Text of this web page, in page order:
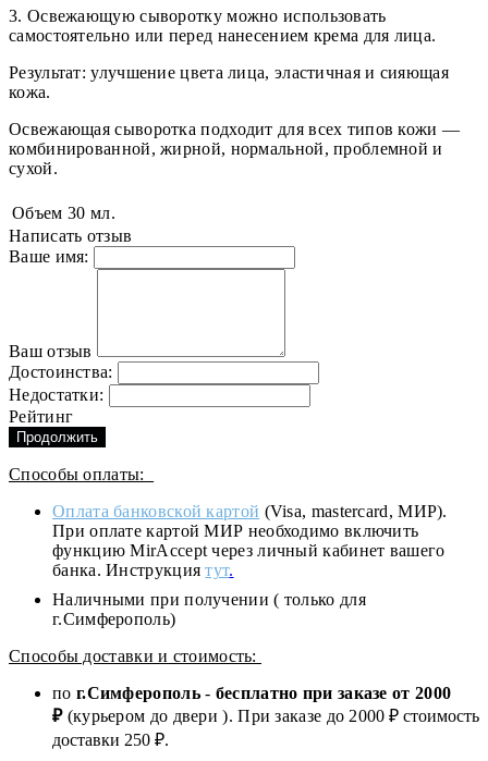
3. Освежающую сыворотку можно использовать
самостоятельно или перед нанесением крема для лица.
Результат: улучшение цвета лица, эластичная и сияющая
кожа.
Освежающая сыворотка подходит для всех типов кожи —
комбинированной, жирной, нормальной, проблемной и
сухой.
Объем 30 мл.
Написать отзыв
Ваше имя:
Ваш отзыв
Достоинства:
Недостатки:
Рейтинг
Продолжить
Способы оплаты:
Оплата банковской картой (Visa, mastercard, МИР).
При оплате картой МИР необходимо включить
функцию MirAccept через личный кабинет вашего
банка. Инструкциятут.
Наличными при получении ( только для
г.Симферополь)
Способы доставки и стоимость:
по г.Симферополь- бесплатно при заказе от 2000
₽(курьером до двери ). При заказе до 2000 ₽ стоимость
доставки 250 ₽.